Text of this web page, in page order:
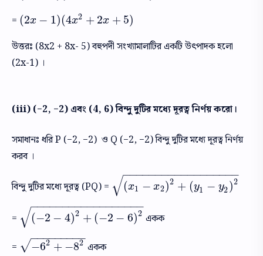
= (2x − 1)(4x2 + 2x + 5)
(2x− 1) 4x2+2x +5)
উত্তরঃ (8x2 + 8x- 5) বহুপদী সংখ্যামালাটির একটি উৎপাদক হলো
(2x-1) ।
(iii) (−2, −2) এবং (4, 6) বিন্দু দুটির মধ্যে দূরত্ব নির্ণয় করো।
সমাধানঃ ধরি P (−2, −2) ও Q (−2, −2) বিন্দু দুটির মধ্যে দূরত্ব নির্ণয়
করব ।
বিন্দু দুটির মধ্যে দূরত্ব (PQ) = (x1 − x2)2 + (y1 − y2)2
− −
−−−−−−−−−−−−−−−−
√
(x1−x2 )2 +(y1− y2) 2
= (−2 − 4)2 + (−2 − 6)2
− −
−−−−−−−−−−−−−−−−
√
(−2−4)2 +( −2−6 )2
একক
=
−62 + −82
− −
−−−−−−−
√
−62+−8 2
একক